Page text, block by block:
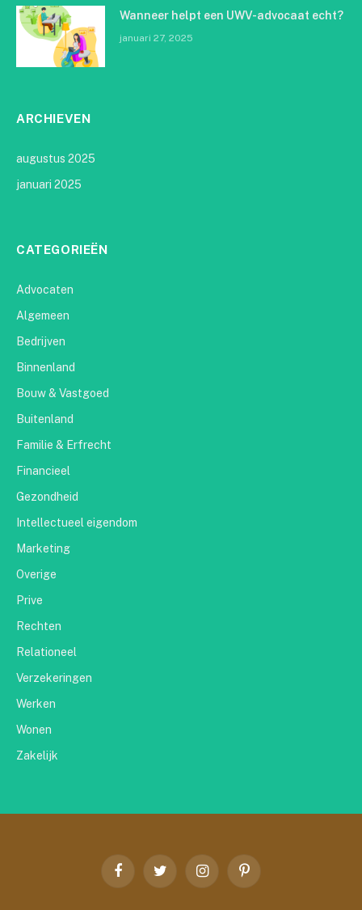
Wanneer helpt een UWV-advocaat echt?
januari 27, 2025
ARCHIEVEN
augustus 2025
januari 2025
CATEGORIEËN
Advocaten
Algemeen
Bedrijven
Binnenland
Bouw & Vastgoed
Buitenland
Familie & Erfrecht
Financieel
Gezondheid
Intellectueel eigendom
Marketing
Overige
Prive
Rechten
Relationeel
Verzekeringen
Werken
Wonen
Zakelijk
FacebookTwitter InstagramPinterest